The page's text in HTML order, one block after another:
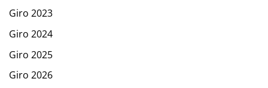
Giro 2023
Giro 2024
Giro 2025
Giro 2026